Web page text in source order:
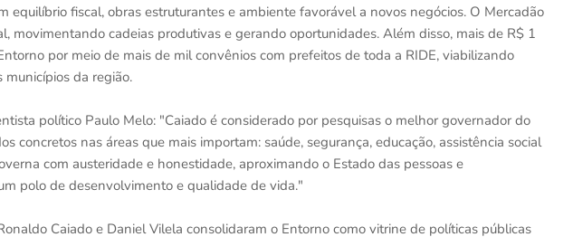
equilíbrio fiscal, obras estruturantes e ambiente favorável a novos negócios. O Mercadão
movimentando cadeias produtivas e gerando oportunidades. Além disso, mais de R$ 1
por meio de mais de mil convênios com prefeitos de toda a RIDE, viabilizando
da região.
político Paulo Melo: "Caiado é considerado por pesquisas o melhor governador do
concretos nas áreas que mais importam: saúde, segurança, educação, assistência social
com austeridade e honestidade, aproximando o Estado das pessoas e
polo de desenvolvimento e qualidade de vida."
Caiado e Daniel Vilela consolidaram o Entorno como vitrine de políticas públicas